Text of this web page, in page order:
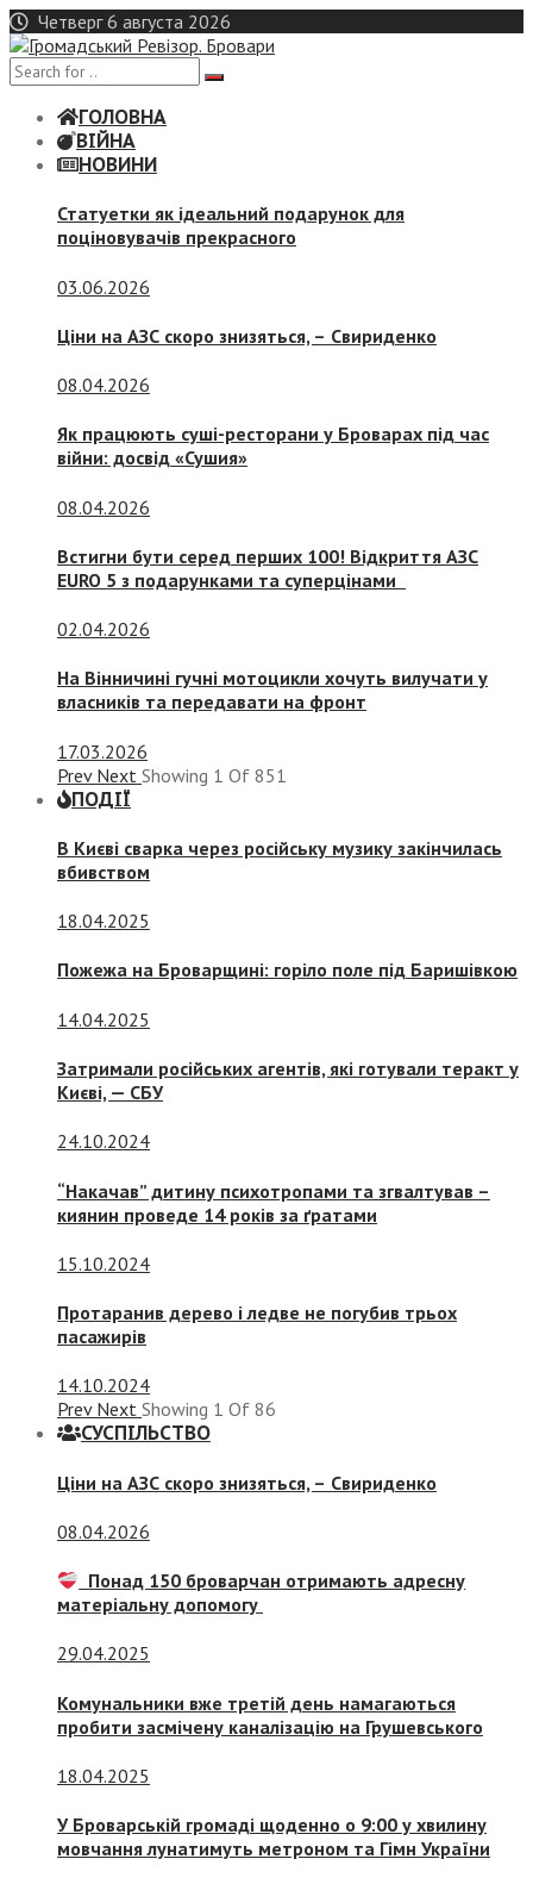
Skip
to
content
Четверг 6 августа 2026
ГОЛОВНА
ВІЙНА
НОВИНИ
Статуетки як ідеальний подарунок для
поціновувачів прекрасного
03.06.2026
Ціни на АЗС скоро знизяться, – Свириденко
08.04.2026
Як працюють суші-ресторани у Броварах під час
війни: досвід «Сушия»
08.04.2026
Встигни бути серед перших 100! Відкриття АЗС
EURO 5 з подарунками та суперцінами
02.04.2026
На Вінничині гучні мотоцикли хочуть вилучати у
власників та передавати на фронт
17.03.2026
Prev Next Showing 1 Of 851
ПОДІЇ
В Києві сварка через російську музику закінчилась
вбивством
18.04.2025
Пожежа на Броварщині: горіло поле під Баришівкою
14.04.2025
Затримали російських агентів, які готували теракт у
Києві, — СБУ
24.10.2024
“Накачав” дитину психотропами та згвалтував –
киянин проведе 14 років за ґратами
15.10.2024
Протаранив дерево і ледве не погубив трьох
пасажирів
14.10.2024
Prev Next Showing 1 Of 86
СУСПIЛЬСТВО
Ціни на АЗС скоро знизяться, – Свириденко
08.04.2026
Понад 150 броварчан отримають адресну
матеріальну допомогу
29.04.2025
Комунальники вже третій день намагаються
пробити засмічену каналізацію на Грушевського
18.04.2025
У Броварській громаді щоденно о 9:00 у хвилину
мовчання лунатимуть метроном та Гімн України